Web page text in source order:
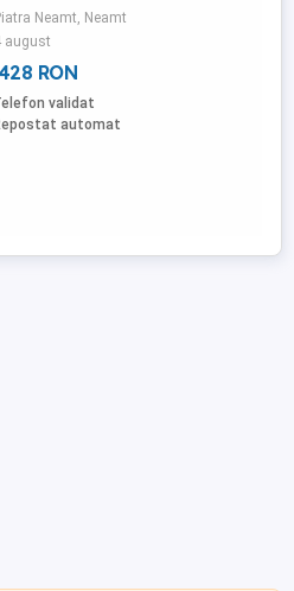
publică cu strigare pentru
bunurilor mobile specifice
de tip after school, la un preț
cu 45% față de valoarea de
Bunurile supuse licitației includ:
(mese, scaune, ...
Neamt, Neamt
august
RON
validat
automat